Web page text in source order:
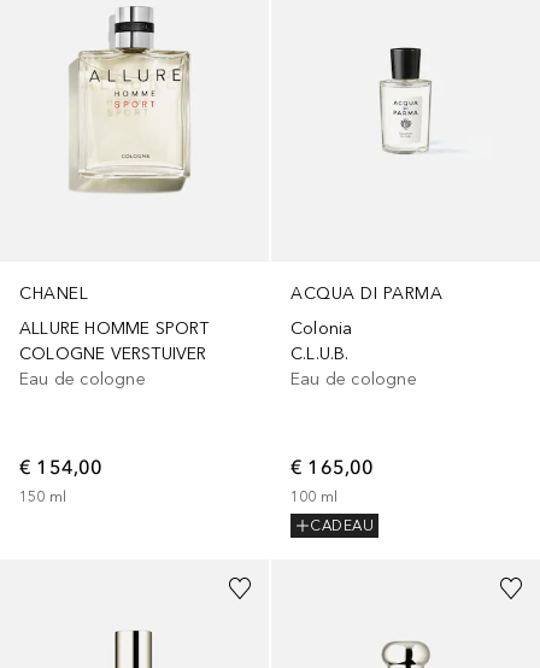
CHANEL
ALLURE HOMME SPORT
COLOGNE VERSTUIVER
Eau de cologne
€ 154,00
150 ml
ACQUA DI PARMA
Colonia
C.L.U.B.
Eau de cologne
€ 165,00
100 ml
CADEAU